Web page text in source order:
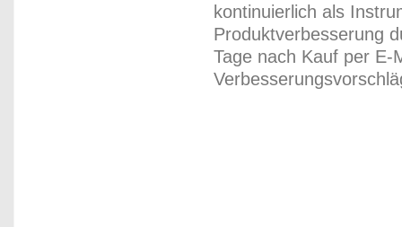
kontinuierlich als
Produktverbesserung
Tage nach Kauf per E-